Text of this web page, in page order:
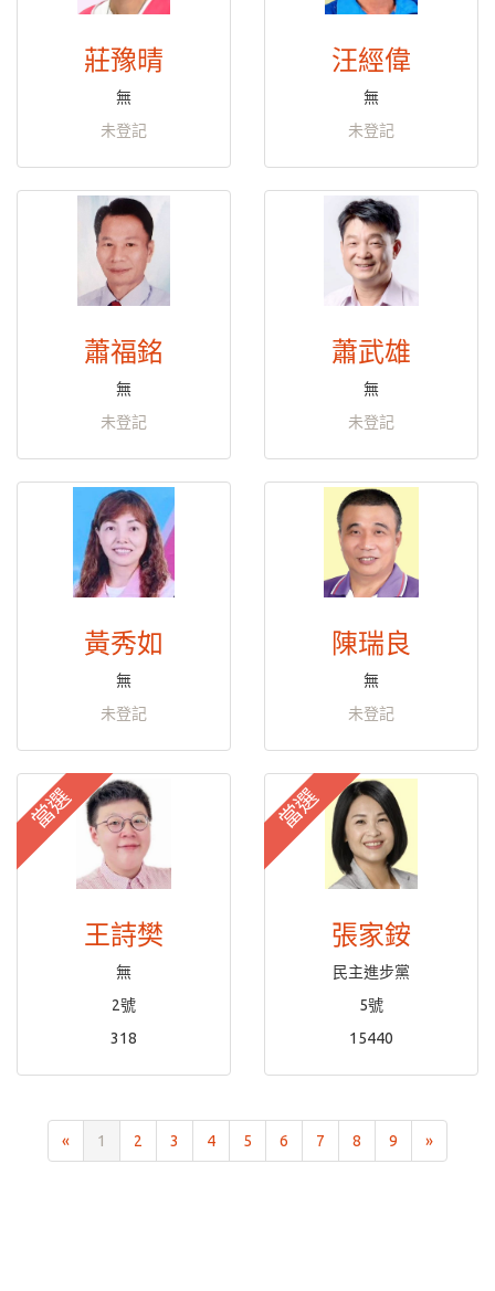
莊豫晴
無
未登記
汪經偉
無
未登記
蕭福銘
無
未登記
蕭武雄
無
未登記
黃秀如
無
未登記
陳瑞良
無
未登記
當選
王詩樊
無
2號
318
當選
張家銨
民主進步黨
5號
15440
« 1 2 3 4 5 6 7 8 9 »